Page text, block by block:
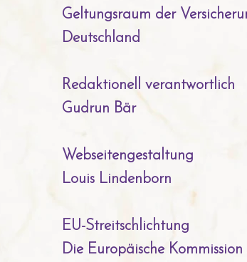
Geltungsraum der
Deutschland
Redaktionell verantwortlich
Gudrun Bär
Webseitengestaltung
Louis Lindenborn
EU-Streitschlichtung
Die Europäische